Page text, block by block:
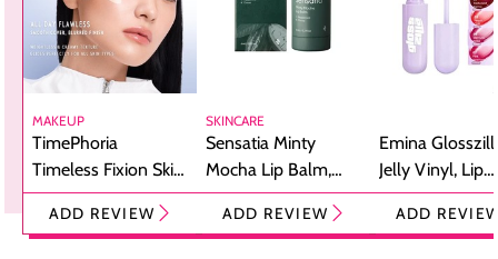
MAKEUP
TimePhoria
Timeless Fixion Skin
Tint Stick,
Foundation dan
ADD REVIEW
SKINCARE
Sensatia Minty
Mocha Lip Balm,
Pelembap Bibir
dengan Aroma
ADD REVIEW
Emina
Jelly Vinyl, Lip
Cream Glossy
Ringan
ADD